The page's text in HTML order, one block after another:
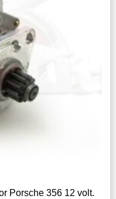
Porsche 356 12 volt.